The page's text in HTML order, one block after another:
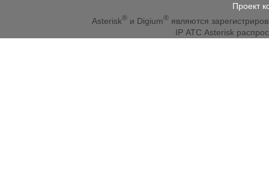
Проект
Asterisk® и Digium® являются
IP АТС Asterisk